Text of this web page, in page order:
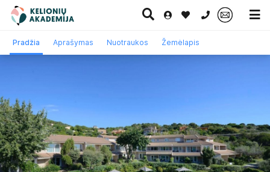
0 700 11007
minutė
Pradžia Aprašymas Nuotraukos Žemėlapis